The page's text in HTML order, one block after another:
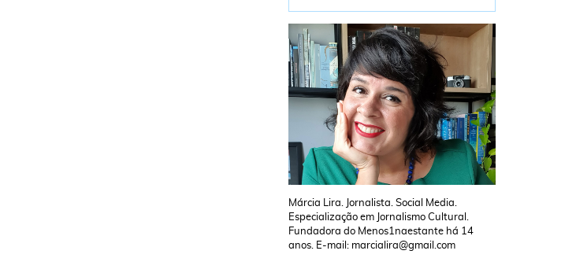
Márcia Lira. Jornalista. Social Media.
Especialização em Jornalismo Cultural.
Fundadora do Menos1naestante há 14
anos. E-mail: marcialira@gmail.com